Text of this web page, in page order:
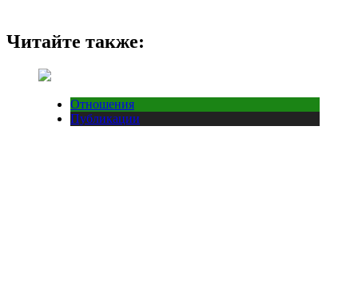
Читайте также:
Отношения
Публикации